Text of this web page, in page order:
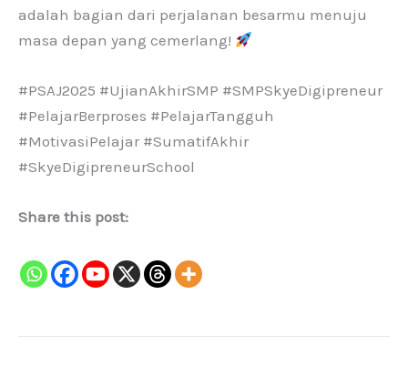
adalah bagian dari perjalanan besarmu menuju
masa depan yang cemerlang!
#PSAJ2025 #UjianAkhirSMP #SMPSkyeDigipreneur
#PelajarBerproses #PelajarTangguh
#MotivasiPelajar #SumatifAkhir
#SkyeDigipreneurSchool
Share this post: